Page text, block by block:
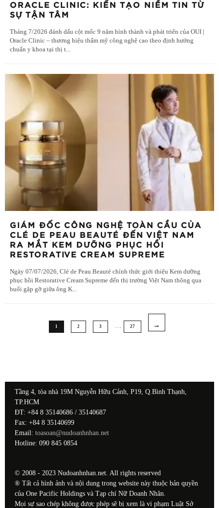
ORACLE CLINIC: KIẾN TẠO NIỀM TIN TỪ
SỰ TẬN TÂM
Tháng 7/2026 đánh dấu cột mốc 9 năm hình thành và phát triển của OUI |
Oracle Clinic – thương hiệu thẩm mỹ công nghệ cao theo định hướng
chuẩn y khoa tại thị t...
GIÁM ĐỐC CÔNG NGHỆ TOÀN CẦU CỦA
CLÉ DE PEAU BEAUTÉ ĐẾN VIỆT NAM
RA MẮT KEM DƯỠNG PHỤC HỒI
RESTORATIVE CREAM SUPREME
Ngày 07/07/2026, Clé de Peau Beauté chính thức giới thiệu Kem dưỡng
phục hồi Restorative Cream Supreme đến thị trường Việt Nam thông qua
buổi gặp gỡ giữa ông K
1 2 3 27
Tầng 4, tòa nhà 19M Nguyễn Hữu Cảnh, P19, Q.Bình Thạnh,
TP.HCM
ĐT: +84 8 35140686 / 35140687
Fax: +84 8 35140699
Email: toasoan@nudoanhnhan.net
Hotline: 090 845 0854
© 2008 - 2023 Nudoanhnhan.net. All rights reserved
® Tất cả hình ảnh và nội dung trong website này thuộc bản quyền
của One Pacific Holdings và Tạp chí Nữ Doanh Nhân.
Mọi sự sao chép không được phép sẽ bị xem là vi phạm Luật Sở